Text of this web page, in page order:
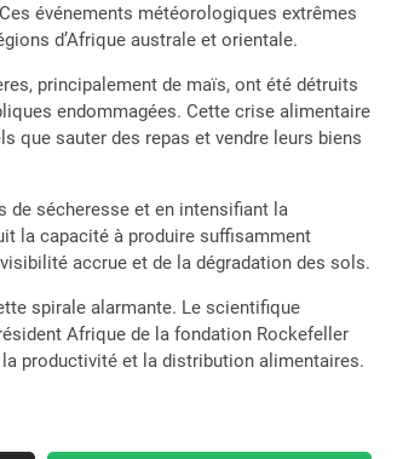
événements météorologiques extrêmes
d’Afrique australe et orientale.
principalement de maïs, ont été détruits
endommagées. Cette crise alimentaire
que sauter des repas et vendre leurs biens
de sécheresse et en intensifiant la
la capacité à produire suffisamment
accrue et de la dégradation des sols.
spirale alarmante. Le scientifique
Afrique de la fondation Rockefeller
productivité et la distribution alimentaires.